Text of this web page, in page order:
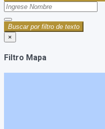
Buscar por filtro de texto
×
Filtro Mapa